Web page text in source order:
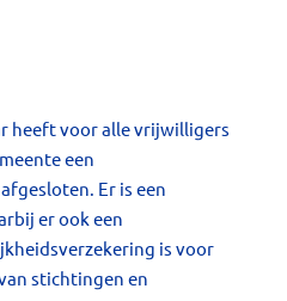
heeft voor alle vrijwilligers
een
Er is een
er ook een
is voor
stichtingen en